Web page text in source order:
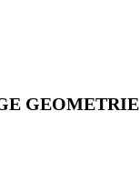
GEOMETRIE